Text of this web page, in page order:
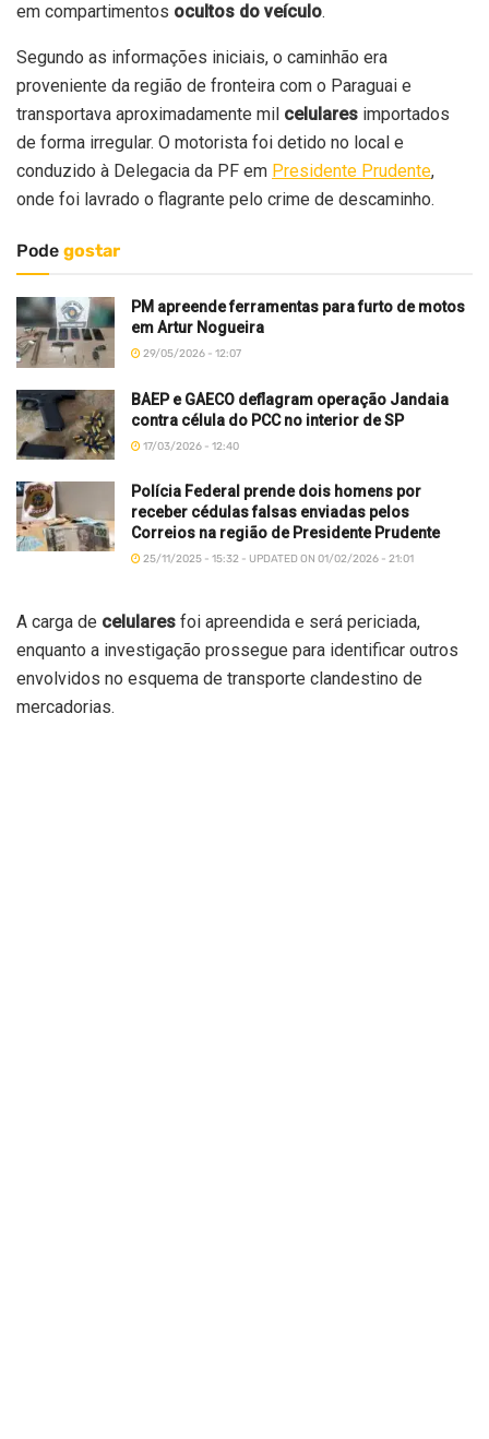
em compartimentos ocultos do veículo.
Segundo as informações iniciais, o caminhão era
proveniente da região de fronteira com o Paraguai e
transportava aproximadamente mil celulares importados
de forma irregular. O motorista foi detido no local e
conduzido à Delegacia da PF em Presidente Prudente,
onde foi lavrado o flagrante pelo crime de descaminho.
Pode gostar
PM apreende ferramentas para furto de motos
em Artur Nogueira
29/05/2026 - 12:07
BAEP e GAECO deflagram operação Jandaia
contra célula do PCC no interior de SP
17/03/2026 - 12:40
Polícia Federal prende dois homens por
receber cédulas falsas enviadas pelos
Correios na região de Presidente Prudente
25/11/2025 - 15:32 - UPDATED ON 01/02/2026 - 21:01
A carga de celulares foi apreendida e será periciada,
enquanto a investigação prossegue para identificar outros
envolvidos no esquema de transporte clandestino de
mercadorias.